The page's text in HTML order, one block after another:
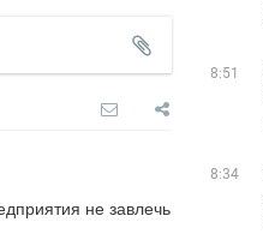
не завлечь
8:51
8:34